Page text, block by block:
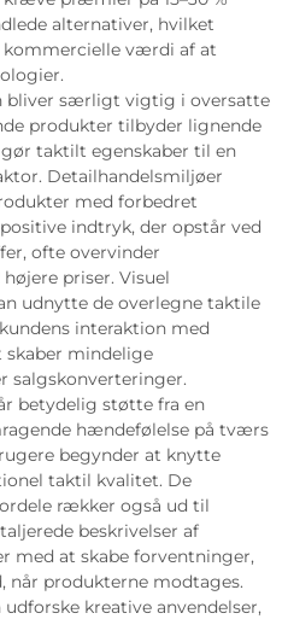
alternativer, hvilket
værdi af at
bliver særligt vigtig i oversatte
produkter tilbyder lignende
taktilt egenskaber til en
Detailhandelsmiljøer
med forbedret
indtryk, der opstår ved
ofte overvinder
priser. Visuel
udnytte de overlegne taktile
interaktion med
skaber mindelige
salgskonverteringer.
betydelig støtte fra en
hændefølelse på tværs
begynder at knytte
taktil kvalitet. De
rækker også ud til
beskrivelser af
med at skabe forventninger,
produkterne modtages.
kreative anvendelser,